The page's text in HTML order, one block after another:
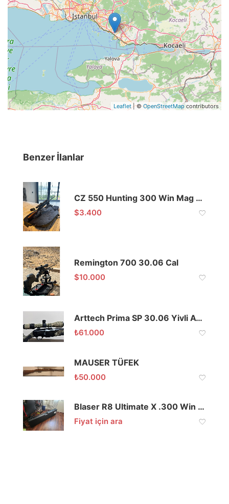
Leaflet| ©OpenStreetMap contributors
Benzer İlanlar
CZ 550 Hunting 300 Win Mag Tüy Tetik
$3.400
Remington 700 30.06 Cal
$10.000
Arttech Prima SP 30.06 Yivli Av Tüfeği
₺61.000
MAUSER TÜFEK
₺50.000
Blaser R8 Ultimate X .300 Win Mag Yivli Tüfek
Fiyat için ara